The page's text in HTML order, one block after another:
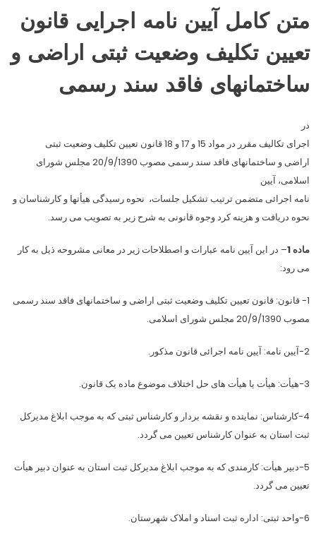
متن کامل آیین نامه اجرایی قانون
تعیین تکلیف وضعیت ثبتی اراضی و
ساختمانهای فاقد سند رسمی
در
اجرای تکالیف مقرر در مواد 15 و 17 و 18 قانون تعیین تکلیف وضعیت ثبتی
اراضی و ساختمانهای فاقد سند رسمی مصوب 20/9/1390 مجلس شورای
اسلامی، آیین
نامه اجرائی متضمن ترتیب تشکیل جلسات، نحوه رسیدگی هیأتها و کارشناسان و
نحوه دریافت و هزینه کرد وجوه قانونی به شرح زیر به تصویب می رسد.
ماده 1 – در این آیین نامه عبارات و اصطلاحات زیر در معانی مشروحه ذیل به کار
می رود:
1- قانون: قانون تعیین تکلیف وضعیت ثبتی اراضی و ساختمانهای فاقد سند رسمی
مصوب 20/9/1390 مجلس شورای اسلامی.
2-آیین نامه: آیین نامه اجرائی قانون مذکور.
3-هیأت: هیأت یا هیأت های حل اختلاف موضوع ماده یک قانون.
4-کارشناس: نماینده و نقشه بردار و کارشناس ثبتی که به موجب ابلاغ مدیرکل
ثبت استان به عنوان کارشناس تعیین می گردد.
5-دبیر هیأت: کارمندی که به موجب ابلاغ مدیرکل ثبت استان به عنوان دبیر هیأت
تعیین می گردد.
6-واحد ثبتی: اداره ثبت اسناد و املاک شهرستان.